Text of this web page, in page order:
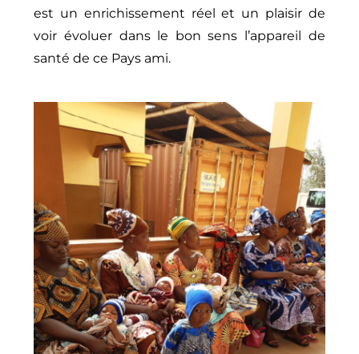
est un enrichissement réel et un plaisir de
voir évoluer dans le bon sens l’appareil de
santé de ce Pays ami.